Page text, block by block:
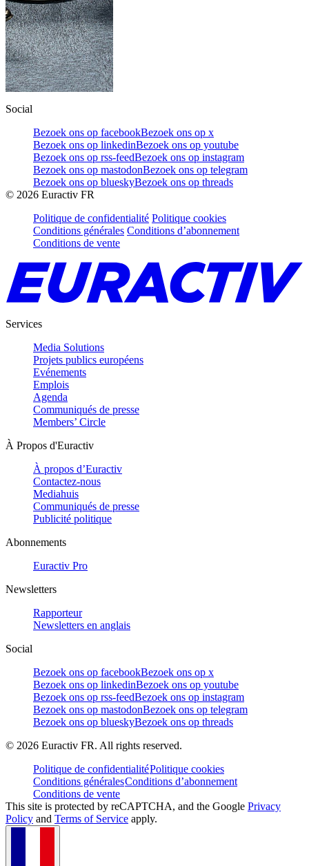
Social
Bezoek ons op facebookBezoek ons op x
Bezoek ons op linkedinBezoek ons op youtube
Bezoek ons op rss-feedBezoek ons op instagram
Bezoek ons op mastodonBezoek ons op telegram
Bezoek ons op blueskyBezoek ons op threads
© 2026 Euractiv FR
Politique de confidentialité Politique cookies
Conditions générales Conditions d’abonnement
Conditions de vente
Services
Media Solutions
Projets publics européens
Evénements
Emplois
Agenda
Communiqués de presse
Members’ Circle
À Propos d'Euractiv
À propos d’Euractiv
Contactez-nous
Mediahuis
Communiqués de presse
Publicité politique
Abonnements
Euractiv Pro
Newsletters
Rapporteur
Newsletters en anglais
Social
Bezoek ons op facebookBezoek ons op x
Bezoek ons op linkedinBezoek ons op youtube
Bezoek ons op rss-feedBezoek ons op instagram
Bezoek ons op mastodonBezoek ons op telegram
Bezoek ons op blueskyBezoek ons op threads
© 2026 Euractiv FR. All rights reserved.
Politique de confidentialitéPolitique cookies
Conditions généralesConditions d’abonnement
Conditions de vente
This site is protected by reCAPTCHA, and the Google Privacy
Policy and Terms of Service apply.